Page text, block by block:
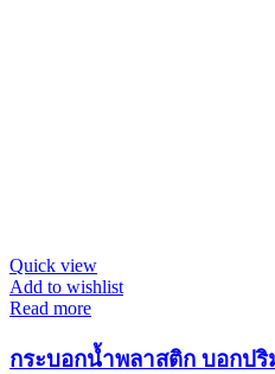
Quick view
Add to wishlist
Read more
กระบอกน้ำพลาสติก บอกป